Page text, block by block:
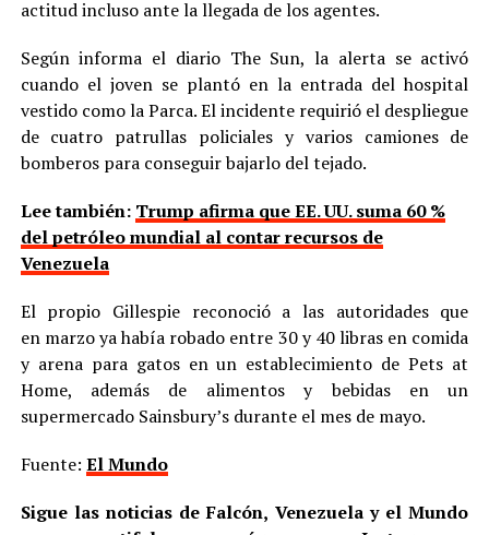
actitud incluso ante la llegada de los agentes.
Según informa el diario The Sun, la alerta se activó
cuando el joven se plantó en la entrada del hospital
vestido como la Parca. El incidente requirió el despliegue
de cuatro patrullas policiales y varios camiones de
bomberos para conseguir bajarlo del tejado.
Lee también: Trump afirma que EE. UU. suma 60 %
del petróleo mundial al contar recursos de
Venezuela
El propio Gillespie reconoció a las autoridades que
en marzo ya había robado entre 30 y 40 libras en comida
y arena para gatos en un establecimiento de Pets at
Home, además de alimentos y bebidas en un
supermercado Sainsbury’s durante el mes de mayo.
Fuente: El Mundo
Sigue las noticias de Falcón, Venezuela y el Mundo